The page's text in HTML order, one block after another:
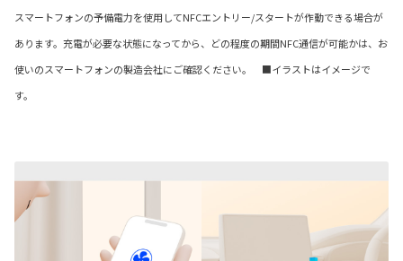
スマートフォンの予備電力を使用してNFCエントリー/スタートが作動できる場合が
あります。充電が必要な状態になってから、どの程度の期間NFC通信が可能かは、お
使いのスマートフォンの製造会社にご確認ください。 ■イラストはイメージで
す。